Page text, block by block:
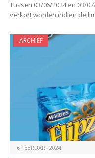
Tussen 03/06/2024 en 03/
verkort worden indien de
ARCHIEF
6 FEBRUARI, 2024